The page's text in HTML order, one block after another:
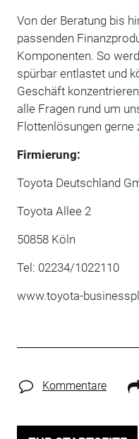
Von der Beratung bis
passenden
Komponenten. So
spürbar entlastet und
Geschäft
alle Fragen rund um
Flottenlösungen gerne
Firmierung:
Toyota Deutschland
Toyota Allee 2
50858 Köln
Tel: 02234/1022110
www.toyota-
Kommentare